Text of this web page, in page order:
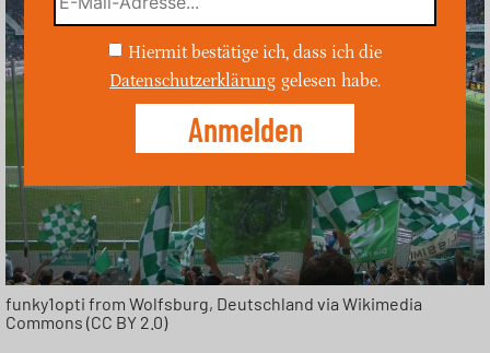
funky1opti from Wolfsburg, Deutschland via Wikimedia
Commons (CC BY 2.0)
Hiermit bestätige ich, dass ich die
Datenschutzerklärung gelesen habe.